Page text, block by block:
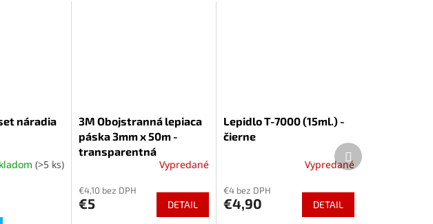
náradia
(>5 ks)
3M Obojstranná lepiaca
páska 3mm x 50m -
transparentná
produktu
je
Vypredané
€4,10 bez DPH
€5 DETAIL
Lepidlo T-7000 (15ml.) -
čierne
produktu
je
Vypredané
€4 bez DPH
€4,90 DETAIL
Ďalší
produkt